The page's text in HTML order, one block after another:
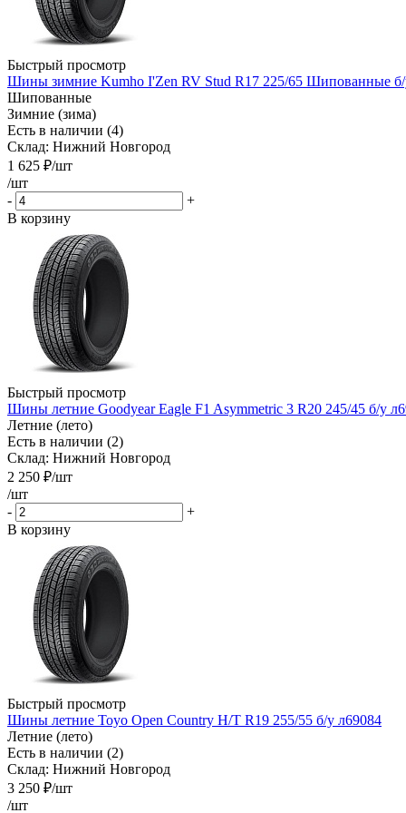
Быстрый просмотр
Шины зимние Kumho I'Zen RV Stud R17 225/65 Шипованные б/
Шипованные
Зимние (зима)
Есть в наличии (4)
Склад: Нижний Новгород
1 625 ₽/шт
/шт
-
+
В корзину
Быстрый просмотр
Шины летние Goodyear Eagle F1 Asymmetric 3 R20 245/45 б/у
Летние (лето)
Есть в наличии (2)
Склад: Нижний Новгород
2 250 ₽/шт
/шт
-
+
В корзину
Быстрый просмотр
Шины летние Toyo Open Country H/T R19 255/55 б/у л69084
Летние (лето)
Есть в наличии (2)
Склад: Нижний Новгород
3 250 ₽/шт
/шт